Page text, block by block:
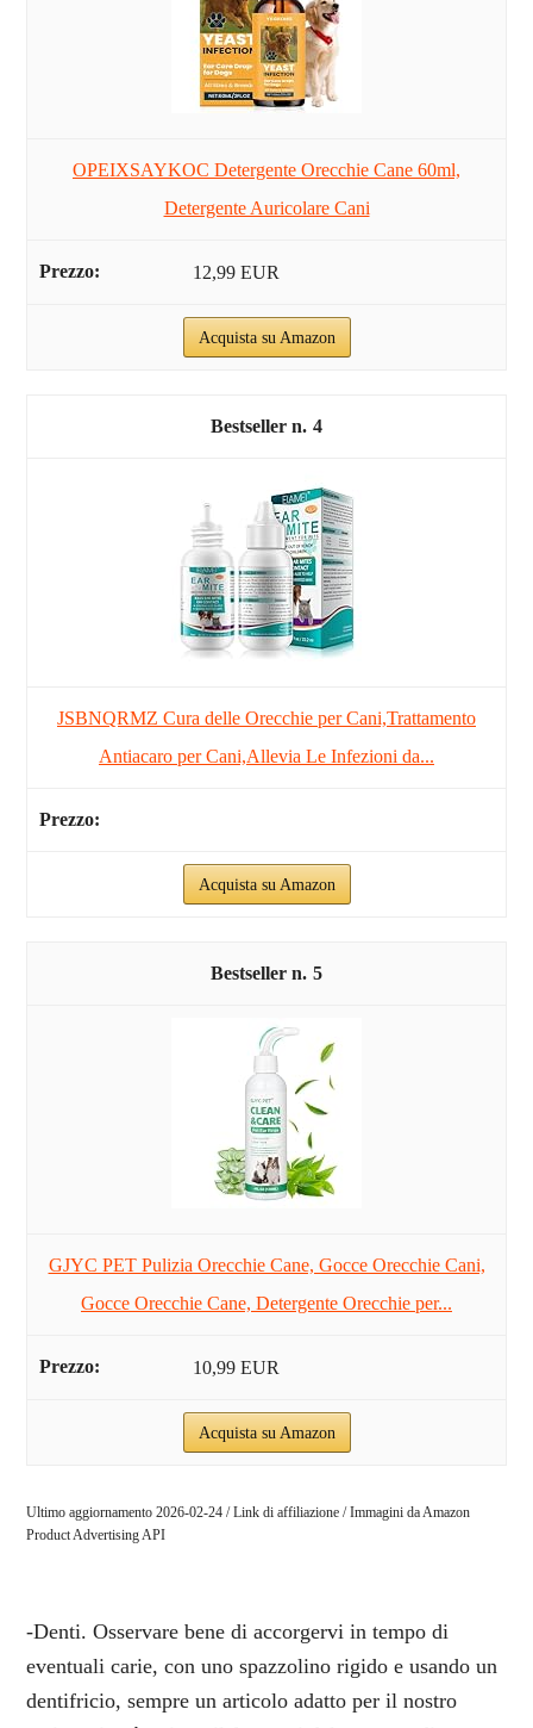
OPEIXSAYKOC Detergente Orecchie Cane 60ml,
Detergente Auricolare Cani
12,99 EUR
Acquista su Amazon
4
JSBNQRMZ Cura delle Orecchie per Cani,Trattamento
Antiacaro per Cani,Allevia Le Infezioni da...
Acquista su Amazon
5
GJYC PET Pulizia Orecchie Cane, Gocce Orecchie Cani,
Gocce Orecchie Cane, Detergente Orecchie per...
10,99 EUR
Acquista su Amazon
Ultimo aggiornamento 2026-02-24 / Link di affiliazione / Immagini da Amazon
Product Advertising API
-Denti. Osservare bene di accorgervi in tempo di
eventuali carie, con uno spazzolino rigido e usando un
dentifricio, sempre un articolo adatto per il nostro